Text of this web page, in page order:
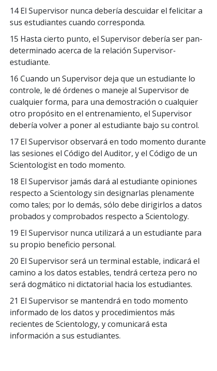
14 El Supervisor nunca debería descuidar el felicitar a
sus estudiantes cuando corresponda.
15 Hasta cierto punto, el Supervisor debería ser pan-
determinado acerca de la relación Supervisor-
estudiante.
16 Cuando un Supervisor deja que un estudiante lo
controle, le dé órdenes o maneje al Supervisor de
cualquier forma, para una demostración o cualquier
otro propósito en el entrenamiento, el Supervisor
debería volver a poner al estudiante bajo su control.
17 El Supervisor observará en todo momento durante
las sesiones el Código del Auditor, y el Código de un
Scientologist en todo momento.
18 El Supervisor jamás dará al estudiante opiniones
respecto a Scientology sin designarlas plenamente
como tales; por lo demás, sólo debe dirigirlos a datos
probados y comprobados respecto a Scientology.
19 El Supervisor nunca utilizará a un estudiante para
su propio beneficio personal.
20 El Supervisor será un terminal estable, indicará el
camino a los datos estables, tendrá certeza pero no
será dogmático ni dictatorial hacia los estudiantes.
21 El Supervisor se mantendrá en todo momento
informado de los datos y procedimientos más
recientes de Scientology, y comunicará esta
información a sus estudiantes.